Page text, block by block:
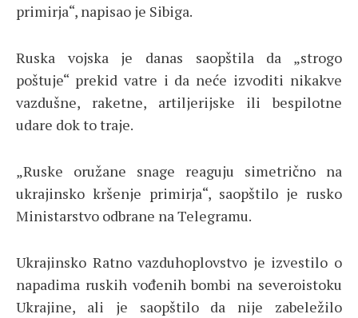
primirja“, napisao je Sibiga.
Ruska vojska je danas saopštila da „strogo
poštuje“ prekid vatre i da neće izvoditi nikakve
vazdušne, raketne, artiljerijske ili bespilotne
udare dok to traje.
„Ruske oružane snage reaguju simetrično na
ukrajinsko kršenje primirja“, saopštilo je rusko
Ministarstvo odbrane na Telegramu.
Ukrajinsko Ratno vazduhoplovstvo je izvestilo o
napadima ruskih vođenih bombi na severoistoku
Ukrajine, ali je saopštilo da nije zabeležilo